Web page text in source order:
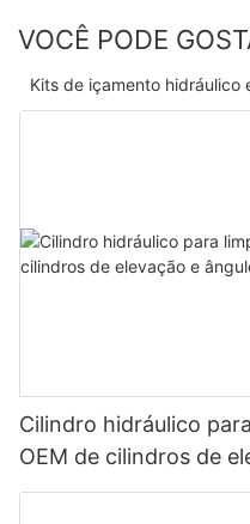
VOCÊ PODE
Kits de içamento hidráulico
Cilindro hidráulico
OEM de cilindros de
lâminas de neve